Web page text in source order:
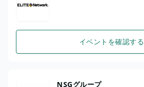
イベントを確認する
NSGグループ